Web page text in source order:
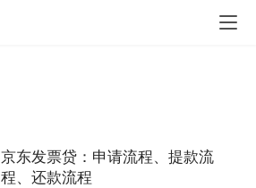
京东发票贷：申请流程、提款流
程、还款流程